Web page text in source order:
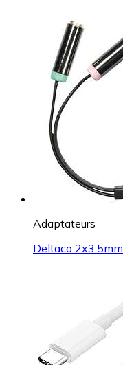
Adaptateurs
Deltaco